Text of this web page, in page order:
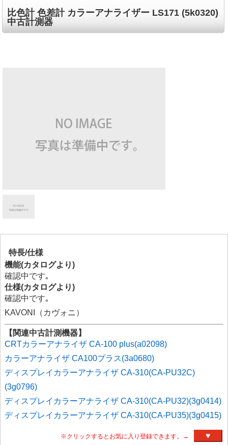
比色計 色差計 カラーアナライザー LS171 (5k0320)
中古計測器
特長/仕様
機能(カタログより)
確認中です｡
仕様(カタログより)
確認中です｡
KAVONI（カヴォニ）
【関連中古計測機器】
CRTカラーアナライザ CA-100 plus(a02098)
カラーアナライザ CA100プラス(3a0680)
ディスプレイカラーアナライザ CA-310(CA-PU32C)
(3g0796)
ディスプレイカラーアナライザ CA-310(CA-PU32)(3g0414)
ディスプレイカラーアナライザ CA-310(CA-PU35)(3g0415)
※クリックするとお気に入り登録できます。→ ♥